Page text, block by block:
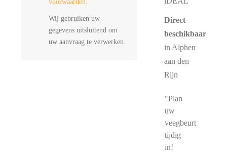
voorwaarden.
Wij gebruiken uw
gegevens uitsluitend om
uw aanvraag te verwerken.
Direct
beschikbaar
in Alphen
aan den
Rijn
"Plan
uw
veegbeurt
tijdig
in!